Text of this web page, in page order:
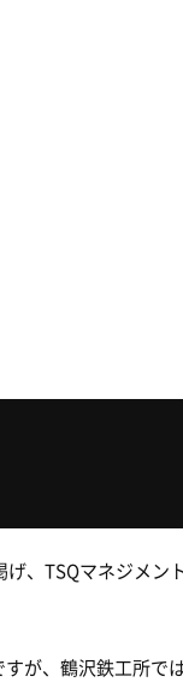
、TSQマネジメン
が、鶴沢鉄工所で